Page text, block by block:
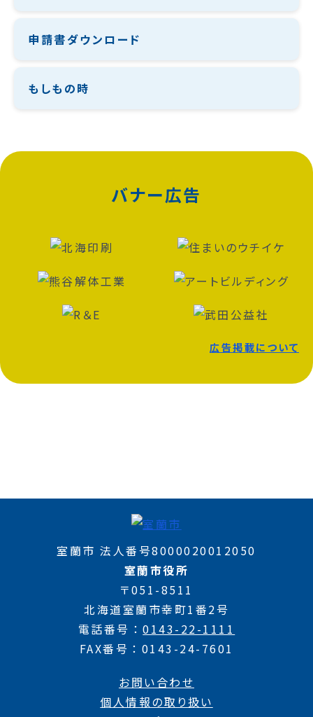
申請書ダウンロード
もしもの時
バナー広告
広告掲載について
室蘭市 法人番号8000020012050
室蘭市役所
〒051-8511
北海道室蘭市幸町1番2号
電話番号
0143-22-1111
FAX番号
0143-24-7601
お問い合わせ
個人情報の取り扱い